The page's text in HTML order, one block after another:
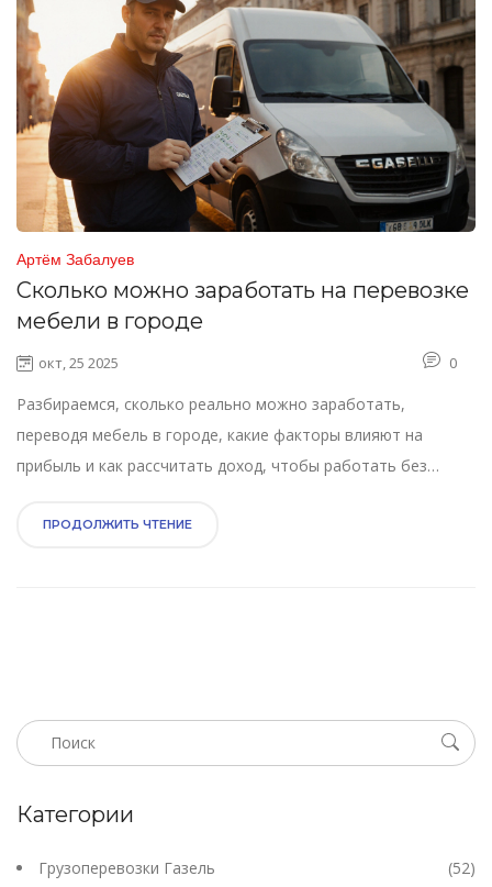
Артём Забалуев
Сколько можно заработать на перевозке
мебели в городе
окт, 25 2025 0
Разбираемся, сколько реально можно заработать,
переводя мебель в городе, какие факторы влияют на
прибыль и как рассчитать доход, чтобы работать без
ПРОДОЛЖИТЬ ЧТЕНИЕ
Категории
Грузоперевозки Газель (52)